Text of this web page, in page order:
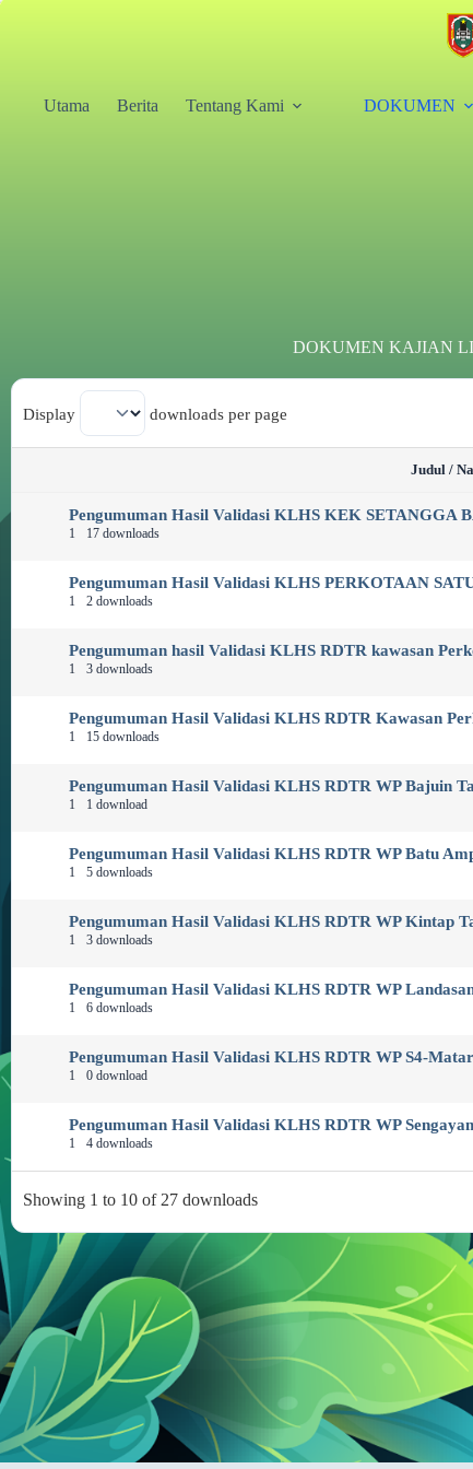
Utama Berita Tentang Kami DOKUMEN
DOKUMEN KAJIAN
Display downloads per page
Judul /
Pengumuman Hasil Validasi KLHS KEK SETANGGA
1 17 downloads
Pengumuman Hasil Validasi KLHS PERKOTAAN
1 2 downloads
Pengumuman hasil Validasi KLHS RDTR kawasan
1 3 downloads
Pengumuman Hasil Validasi KLHS RDTR Kawasan
1 15 downloads
Pengumuman Hasil Validasi KLHS RDTR WP Bajuin
1 1 download
Pengumuman Hasil Validasi KLHS RDTR WP Batu
1 5 downloads
Pengumuman Hasil Validasi KLHS RDTR WP Kintap
1 3 downloads
Pengumuman Hasil Validasi KLHS RDTR WP
1 6 downloads
Pengumuman Hasil Validasi KLHS RDTR WP S4-
1 0 download
Pengumuman Hasil Validasi KLHS RDTR WP
1 4 downloads
Showing 1 to 10 of 27 downloads